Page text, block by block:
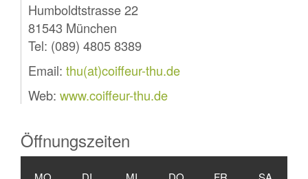
Humboldtstrasse 22
81543 München
Tel: (089) 4805 8389
Email: thu(at)coiffeur-thu.de
Web: www.coiffeur-thu.de
Öffnungszeiten